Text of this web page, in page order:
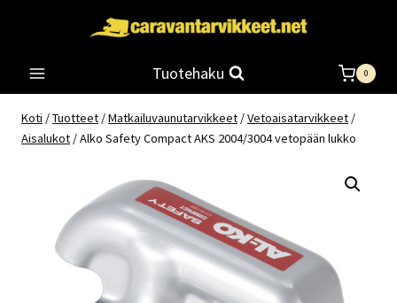
Tuotehaku 0
Koti /Tuotteet /Matkailuvaunutarvikkeet /Vetoaisatarvikkeet /
Aisalukot /Alko Safety Compact AKS 2004/3004 vetopään lukko